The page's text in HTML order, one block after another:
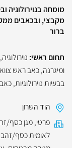
מומחה בנוירולוגיה
מקבצי, ובכאבים
ברור
תחום ראשי: נוירולוגיה,
ומיגרנה,כאב ראש
בבעיות נוירולוגיות,
הוד השרון
פרטי,מגן כסף/
לאומית כסף/זהב